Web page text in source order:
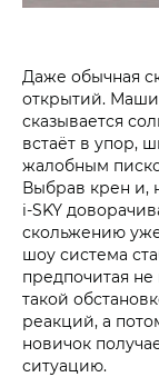
Даже обычная
открытий.
сказывается
встаёт в упор,
жалобным
Выбрав крен и,
i‑SKY
скольжению
шоу система
предпочитая
такой
реакций, а
новичок
ситуацию.